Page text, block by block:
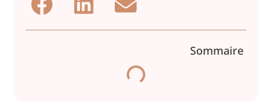
Sommaire